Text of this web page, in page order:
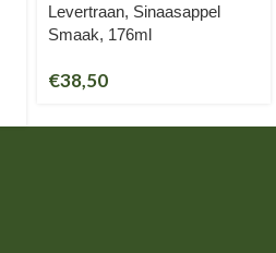
Levertraan, Sinaasappel
Smaak, 176ml
€38,50